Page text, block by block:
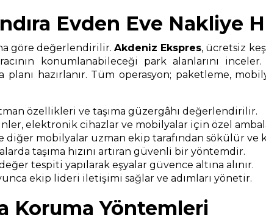
Evden Eve Nakliye
göre değerlendirilir.Akdeniz Ekspres, ücretsiz
konumlanabileceği park alanlarını
hazırlanır. Tüm operasyon; paketleme,
özellikleri ve taşıma güzergâhı değerlendirilir.
elektronik cihazlar ve mobilyalar için özel
diğer mobilyalar uzman ekip tarafından sökülür ve
taşıma hızını artıran güvenli bir yöntemdir.
tespiti yapılarak eşyalar güvence altına alınır.
ekip lideri iletişimi sağlar ve adımları yönetir.
Koruma Yöntemleri